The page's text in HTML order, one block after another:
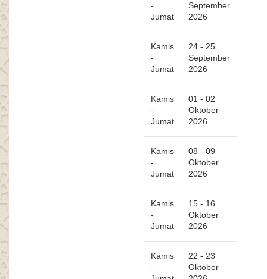
-
Jumat
September
2026
Kamis
-
Jumat
24 - 25
September
2026
Kamis
-
Jumat
01 - 02
Oktober
2026
Kamis
-
Jumat
08 - 09
Oktober
2026
Kamis
-
Jumat
15 - 16
Oktober
2026
Kamis
-
22 - 23
Oktober